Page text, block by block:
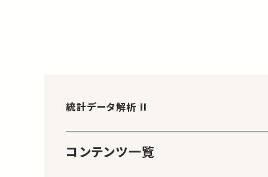
統計データ解析 II
コンテンツ一覧